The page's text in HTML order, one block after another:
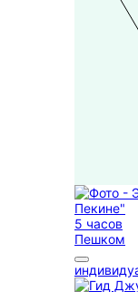
5 часов
Пешком